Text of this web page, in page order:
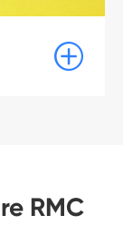

RMC